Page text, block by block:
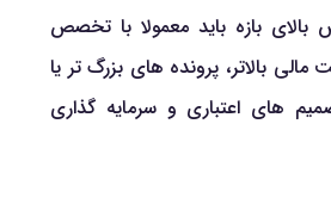
بازه باید معمولا با تخصص
بالاتر، پرونده های بزرگ تر یا
های اعتباری و سرمایه گذاری